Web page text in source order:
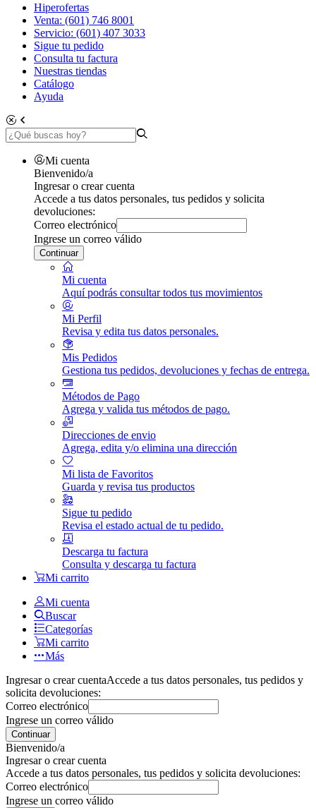
Hiperofertas
Venta: (601) 746 8001
Servicio: (601) 407 3033
Sigue tu pedido
Consulta tu factura
Nuestras tiendas
Catálogo
Ayuda
Mi cuenta
Bienvenido/a
Ingresar o crear cuenta
Accede a tus datos personales, tus pedidos y solicita
devoluciones:
Correo electrónico
Ingrese un correo válido
Continuar
Mi cuenta
Aquí podrás consultar todos tus movimientos
Mi Perfil
Revisa y edita tus datos personales.
Mis Pedidos
Gestiona tus pedidos, devoluciones y fechas de entrega.
Métodos de Pago
Agrega y valida tus métodos de pago.
Direcciones de envio
Agrega, edita y/o elimina una dirección
Mi lista de Favoritos
Guarda y revisa tus productos
Sigue tu pedido
Revisa el estado actual de tu pedido.
Descarga tu factura
Consulta y descarga tu factura
Mi carrito
Mi cuenta
Buscar
Categorías
Mi carrito
Más
Ingresar o crear cuentaAccede a tus datos personales, tus pedidos y
solicita devoluciones:
Correo electrónico
Ingrese un correo válido
Continuar
Bienvenido/a
Ingresar o crear cuenta
Accede a tus datos personales, tus pedidos y solicita devoluciones:
Correo electrónico
Ingrese un correo válido